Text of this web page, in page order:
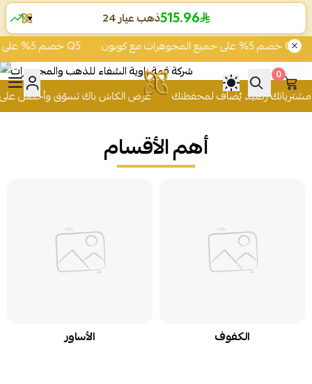
خصم 5% على جميع المجوهرات مع كوبون Q5 خصم 5% على جميع المجوهرات مع كوبون Q5
والمجوهرات
0
عرض الكاش باك تسوّق وأحصل على 2% من قيمة مشترياتك رصيد
أهم الأقسام
الأساور الكفوف
ذهب عيار 24515.96
▼